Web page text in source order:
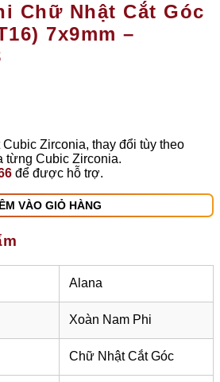
Chữ Nhật Cắt Góc
7x9mm –
Zirconia, thay đổi tùy theo
từng Cubic Zirconia.
để được hỗ trợ.
VÀO GIỎ HÀNG
Alana
Xoàn Nam Phi
Chữ Nhật Cắt Góc